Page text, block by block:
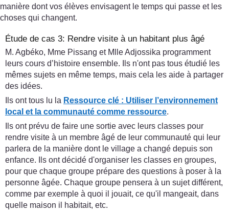
manière dont vos élèves envisagent le temps qui passe et les
choses qui changent.
Étude de cas 3: Rendre visite à un habitant plus âgé
M. Agbéko, Mme Pissang et Mlle Adjossika programment
leurs cours d’histoire ensemble. Ils n'ont pas tous étudié les
mêmes sujets en même temps, mais cela les aide à partager
des idées.
Ils ont tous lu la Ressource clé : Utiliser l’environnement
local et la communauté comme ressource.
Ils ont prévu de faire une sortie avec leurs classes pour
rendre visite à un membre âgé de leur communauté qui leur
parlera de la manière dont le village a changé depuis son
enfance. Ils ont décidé d'organiser les classes en groupes,
pour que chaque groupe prépare des questions à poser à la
personne âgée. Chaque groupe pensera à un sujet différent,
comme par exemple à quoi il jouait, ce qu'il mangeait, dans
quelle maison il habitait, etc.